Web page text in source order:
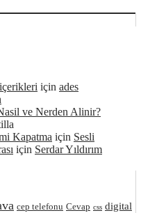
için ades
ve Nerden Alinir?
Kapatma için Sesli
için Serdar Yıldırım
cep telefonu Cevap css digital